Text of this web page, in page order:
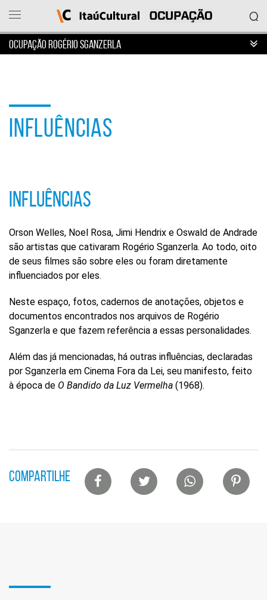
Ocupação
Cultural
ocupações
Sobre
projeto
Entrar
em
contato
Buscar
ocupação
tema
Site
Itaú
Cultural
OCUPAÇÃO ROGÉRIO SGANZERLA
INFLUÊNCIAS
INFLUÊNCIAS
Orson Welles, Noel Rosa, Jimi Hendrix e Oswald de Andrade
são artistas que cativaram Rogério Sganzerla. Ao todo, oito
de seus filmes são sobre eles ou foram diretamente
influenciados por eles.
Neste espaço, fotos, cadernos de anotações, objetos e
documentos encontrados nos arquivos de Rogério
Sganzerla e que fazem referência a essas personalidades.
Além das já mencionadas, há outras influências, declaradas
por Sganzerla em Cinema Fora da Lei, seu manifesto, feito
à época de O Bandido da Luz Vermelha (1968).
COMPARTILHELista